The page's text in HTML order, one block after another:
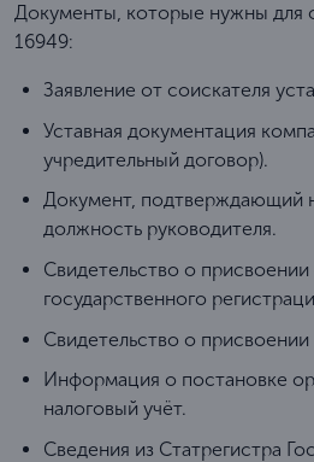
Документы, которые нужны для
16949:
Заявление от соискателя
Уставная документация
учредительный договор).
Документ, подтверждающий
должность руководителя.
Свидетельство о
государственного
Свидетельство о
Информация о постановке
налоговый учёт.
Сведения из Статрегистра